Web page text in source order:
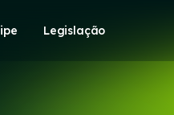
Legislação